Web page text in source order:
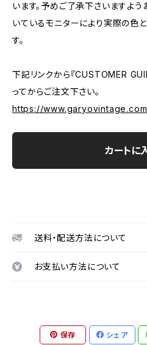
います。予めご了承下さいますよう
いているモニターにより実際の色
す。
下記リンクから『CUSTOMER
ってからご注文下さい。
https://
カートに
送料・配送方法について
お支払い方法について
保存 シェア